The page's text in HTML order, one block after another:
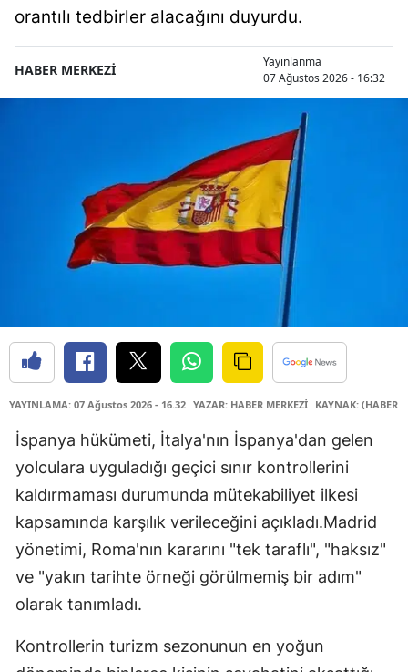
orantılı tedbirler alacağını duyurdu.
HABER MERKEZİ
Yayınlanma
07 Ağustos 2026 - 16:32
YAYINLAMA: 07 Ağustos 2026 - 16.32 YAZAR: HABER MERKEZİ KAYNAK: (HABER
İspanya hükümeti, İtalya'nın İspanya'dan gelen
yolculara uyguladığı geçici sınır kontrollerini
kaldırmaması durumunda mütekabiliyet ilkesi
kapsamında karşılık verileceğini açıkladı.Madrid
yönetimi, Roma'nın kararını "tek taraflı", "haksız"
ve "yakın tarihte örneği görülmemiş bir adım"
olarak tanımladı.
Kontrollerin turizm sezonunun en yoğun